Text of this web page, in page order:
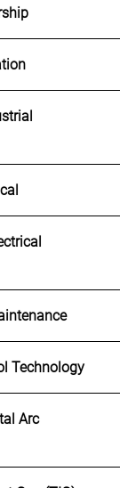
Technology
Arc